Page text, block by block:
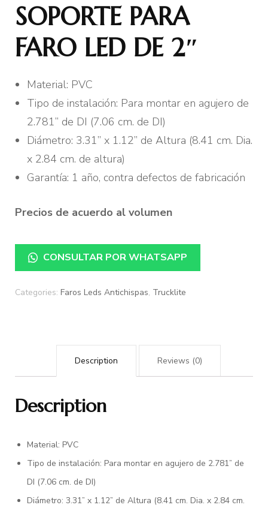
SOPORTE PARA
FARO LED DE 2″
Material: PVC
Tipo de instalación: Para montar en agujero de
2.781” de DI (7.06 cm. de DI)
Diámetro: 3.31” x 1.12” de Altura (8.41 cm. Dia.
x 2.84 cm. de altura)
Garantía: 1 año, contra defectos de fabricación
Precios de acuerdo al volumen
CONSULTAR POR WHATSAPP
Categories: Faros Leds Antichispas, Trucklite
Description Reviews (0)
Description
Material: PVC
Tipo de instalación: Para montar en agujero de 2.781” de
DI (7.06 cm. de DI)
Diámetro: 3.31” x 1.12” de Altura (8.41 cm. Dia. x 2.84 cm.